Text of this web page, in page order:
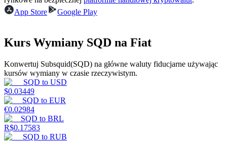
Codziennie zdobywaj konkurencyjne nagrody
App Store
Google Play
Kurs Wymiany SQD na Fiat
Konwertuj Subsquid(SQD) na główne waluty fiducjarne używając
kursów wymiany w czasie rzeczywistym.
SQD to USD
$0.03449
SQD to EUR
€0.02984
SQD to BRL
R$0.17583
SQD to RUB